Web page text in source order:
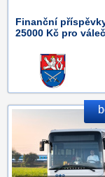
Finanční
25000 Kč pro